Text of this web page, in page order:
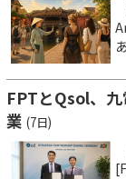
FPTとQsol、
業 (7日)